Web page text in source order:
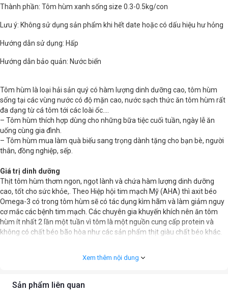
Thành phần: Tôm hùm xanh sống size 0.3-0.5kg/con
Lưu ý: Không sử dụng sản phẩm khi hết date hoặc có dấu hiệu hư hỏng
Hướng dẫn sử dụng: Hấp
Hướng dẫn bảo quản: Nước biển
Tôm hùm là loại hải sản quý có hàm lượng dinh dưỡng cao, tôm hùm
sống tại các vùng nước có độ mặn cao, nước sạch thức ăn tôm hùm rất
đa dạng từ cá tôm tới các loài ốc....
– Tôm hùm thích hợp dùng cho những bữa tiệc cuối tuần, ngày lễ ăn
uống cùng gia đình.
– Tôm hùm mua làm quà biếu sang trọng dành tặng cho bạn bè, người
thân, đồng nghiệp, sếp.
Giá trị dinh dưỡng
Thịt tôm hùm thơm ngon, ngọt lành và chứa hàm lượng dinh dưỡng
cao, tốt cho sức khỏe,. Theo Hiệp hội tim mạch Mỹ (AHA) thì axit béo
Omega-3 có trong tôm hùm sẽ có tác dụng kìm hãm và làm giảm nguy
cơ mắc các bệnh tim mạch. Các chuyên gia khuyến khích nên ăn tôm
hùm ít nhất 2 lần một tuần vì tôm là một nguồn cung cấp protein và
không có chất béo bão hòa như các sản phẩm thịt giàu chất béo khác.
rằng, thịt tôm có thể làm giảm nguy cơ loạn nhịp tim (làm giảm nồng độ
động mạch và hạ huyết áp (nhẹ).
Xem thêm nội dung
Sản phẩm liên quan